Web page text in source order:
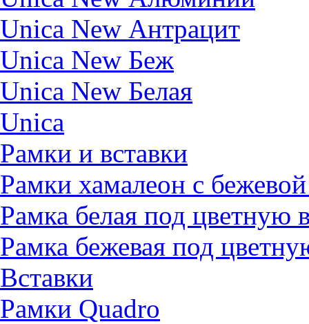
Unica New Антрацит
Unica New Беж
Unica New Белая
Unica
Рамки и вставки
Рамки хамалеон с бежевой
Рамка белая под цветную
Рамка бежевая под
Вставки
Рамки Quadro